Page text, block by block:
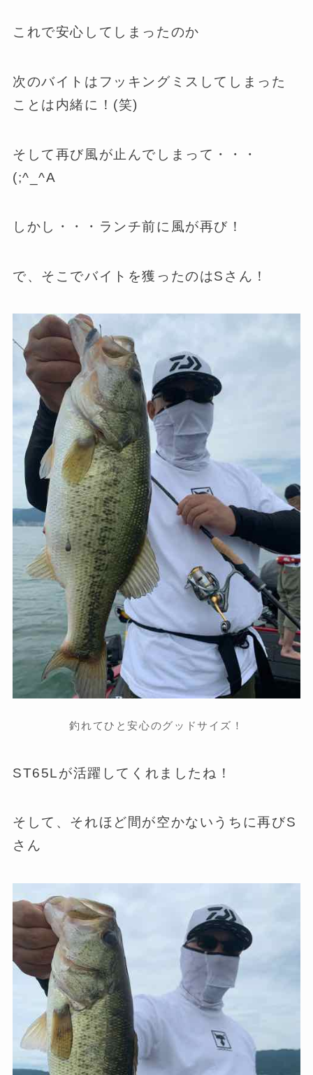
これで安心してしまったのか
次のバイトはフッキングミスしてしまった
ことは内緒に！(笑)
そして再び風が止んでしまって・・・
(;^_^A
しかし・・・ランチ前に風が再び！
で、そこでバイトを獲ったのはSさん！
釣れてひと安心のグッドサイズ！
ST65Lが活躍してくれましたね！
そして、それほど間が空かないうちに再びS
さん